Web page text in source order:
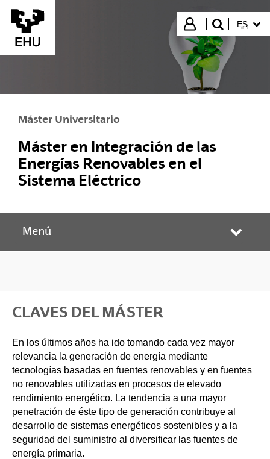
Saltar al contenido principal
Iniciar sesión
buscar"
ES
Máster Universitario
Máster en Integración de las
Energías Renovables en el
Sistema Eléctrico
Menú
CLAVES DEL MÁSTER
En los últimos años ha ido tomando cada vez mayor
relevancia la generación de energía mediante
tecnologías basadas en fuentes renovables y en fuentes
no renovables utilizadas en procesos de elevado
rendimiento energético. La tendencia a una mayor
penetración de éste tipo de generación contribuye al
desarrollo de sistemas energéticos sostenibles y a la
seguridad del suministro al diversificar las fuentes de
energía primaria.